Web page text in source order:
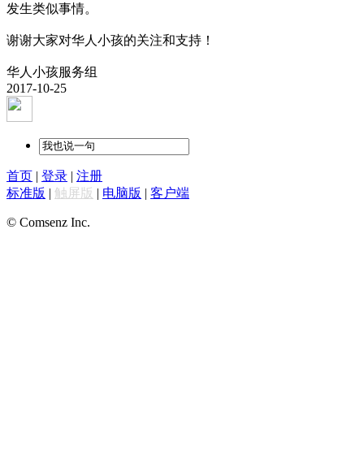
发生类似事情。
谢谢大家对华人小孩的关注和支持！
华人小孩服务组
2017-10-25
首页 | 登录 | 注册
标准版 | 触屏版 | 电脑版 | 客户端
© Comsenz Inc.